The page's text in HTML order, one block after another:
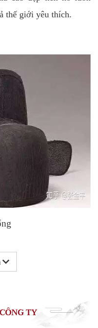
thế giới yêu thích.
từ bên này sang bên
ngồi trên ghế, nó
quan trên đầu, do đó